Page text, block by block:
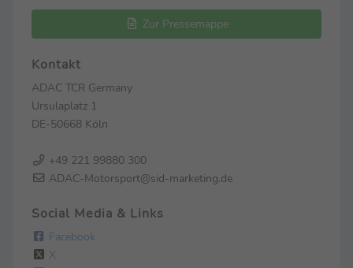
Zur Pressemappe
Kontakt
ADAC TCR Germany
Ursulaplatz 1
DE-50668 Köln
+49 221 99880 300
ADAC-Motorsport@sid-marketing.de
Social Media & Links
Facebook
X